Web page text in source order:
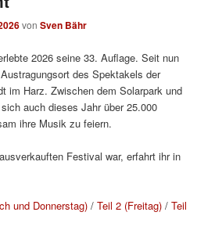
vonSven Bähr
2026 seine 33. Auflage. Seit nun
des Spektakels der
im Harz. Zwischen dem Solarpark und
auch dieses Jahr über 25.000
ihre Musik zu feiern.
Festival war, erfahrt ihr in
und Donnerstag) /Teil 2 (Freitag) /Teil